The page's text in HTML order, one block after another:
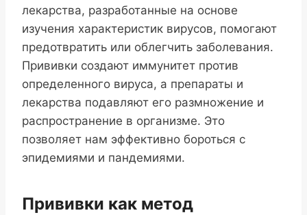
лекарства, разработанные на основе
изучения характеристик вирусов, помогают
предотвратить или облегчить заболевания.
Прививки создают иммунитет против
определенного вируса, а препараты и
лекарства подавляют его размножение и
распространение в организме. Это
позволяет нам эффективно бороться с
эпидемиями и пандемиями.
Прививки как метод